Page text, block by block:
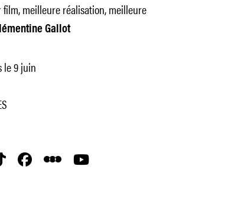
meilleure réalisation, meilleure
Gallot
le 9 juin